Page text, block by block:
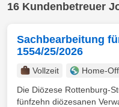
16 Kundenbetreuer
Sachbearbeitung
1554/25/2026
Vollzeit Home-
Die Diözese Rottenburg-
fünfzehn diözesanen